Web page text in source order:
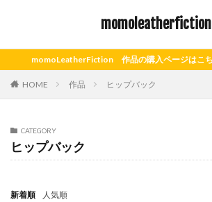
momoleatherfiction
momoLeatherFiction 作品の購入ページはこちら
HOME 作品 ヒップバック
CATEGORY
ヒップバック
新着順 人気順